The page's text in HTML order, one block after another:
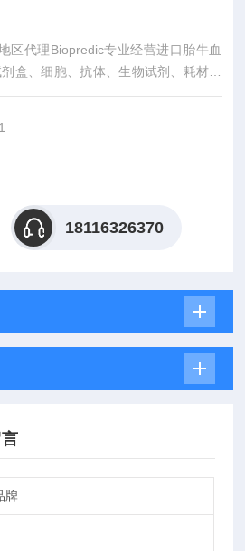
区代理Biopredic专业经营进口胎牛血
盒、细胞、抗体、生物试剂、耗材、
品吸附均匀，吸附性好，空白值低，
18116326370
牌